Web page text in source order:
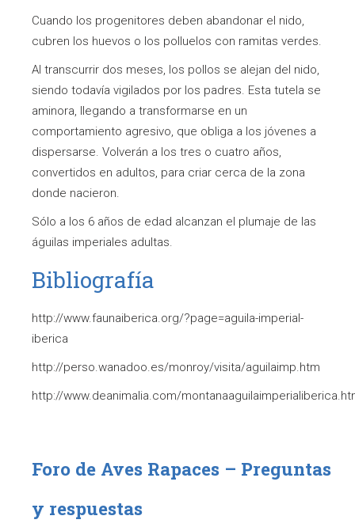
Cuando los progenitores deben abandonar el nido,
cubren los huevos o los polluelos con ramitas verdes.
Al transcurrir dos meses, los pollos se alejan del nido,
siendo todavía vigilados por los padres. Esta tutela se
aminora, llegando a transformarse en un
comportamiento agresivo, que obliga a los jóvenes a
dispersarse. Volverán a los tres o cuatro años,
convertidos en adultos, para criar cerca de la zona
donde nacieron.
Sólo a los 6 años de edad alcanzan el plumaje de las
águilas imperiales adultas.
Bibliografía
http://www.faunaiberica.org/?page=aguila-imperial-
iberica
http://perso.wanadoo.es/monroy/visita/aguilaimp.htm
http://www.deanimalia.com/
Foro de Aves Rapaces – Preguntas
y respuestas